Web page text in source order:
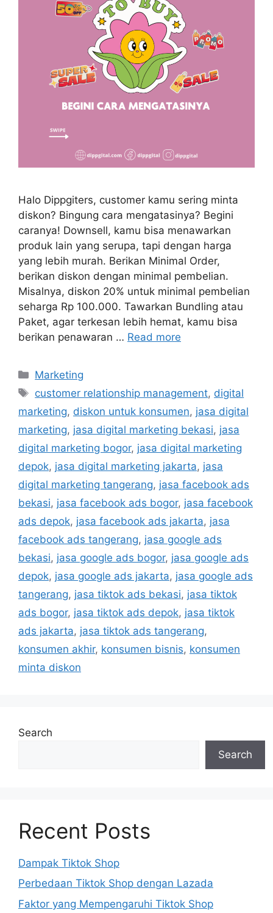
Halo Dippgiters, customer kamu sering minta
diskon? Bingung cara mengatasinya? Begini
caranya! Downsell, kamu bisa menawarkan
produk lain yang serupa, tapi dengan harga
yang lebih murah. Berikan Minimal Order,
berikan diskon dengan minimal pembelian.
Misalnya, diskon 20% untuk minimal pembelian
seharga Rp 100.000. Tawarkan Bundling atau
Paket, agar terkesan lebih hemat, kamu bisa
berikan penawaran … Read more
Marketing
customer relationship management, digital
marketing, diskon untuk konsumen, jasa digital
marketing, jasa digital marketing bekasi, jasa
digital marketing bogor, jasa digital marketing
depok, jasa digital marketing jakarta, jasa
digital marketing tangerang, jasa facebook ads
bekasi, jasa facebook ads bogor, jasa facebook
ads depok, jasa facebook ads jakarta, jasa
facebook ads tangerang, jasa google ads
bekasi, jasa google ads bogor, jasa google ads
depok, jasa google ads jakarta, jasa google ads
tangerang, jasa tiktok ads bekasi, jasa tiktok
ads bogor, jasa tiktok ads depok, jasa tiktok
ads jakarta, jasa tiktok ads tangerang,
konsumen akhir, konsumen bisnis, konsumen
minta diskon
Search
Search
Recent Posts
Dampak Tiktok Shop
Perbedaan Tiktok Shop dengan Lazada
Faktor yang Mempengaruhi Tiktok Shop